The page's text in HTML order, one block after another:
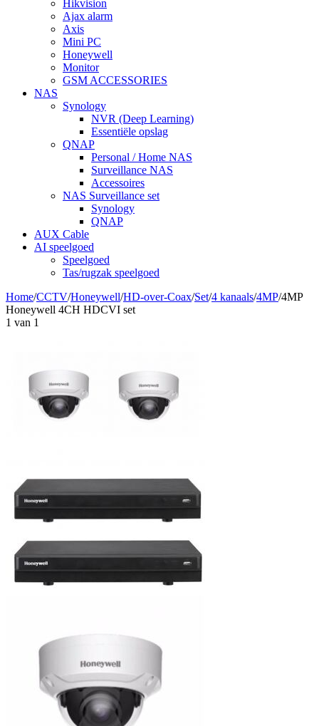
Hikvision
Ajax alarm
Axis
Mini PC
Honeywell
Monitor
GSM ACCESSORIES
NAS
Synology
NVR (Deep Learning)
Essentiële opslag
QNAP
Personal / Home NAS
Surveillance NAS
Accessoires
NAS Surveillance set
Synology
QNAP
AUX Cable
AI speelgoed
Speelgoed
Tas/rugzak speelgoed
Home/CCTV/Honeywell/HD-over-Coax/Set/4 kanaals/4MP/4MP
Honeywell 4CH HDCVI set
1 van 1